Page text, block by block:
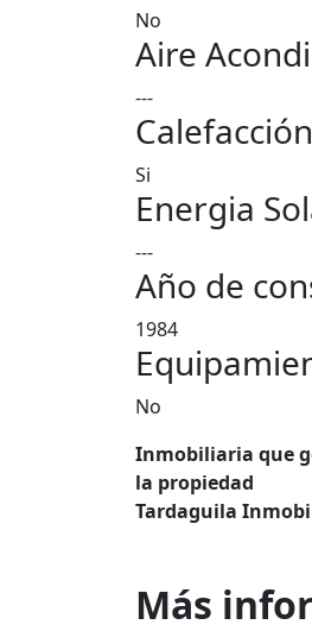
No
Aire
---
Calefacción
Si
Energia
---
Año de
1984
No
Inmobiliaria que
la propiedad
Tardaguila
Más